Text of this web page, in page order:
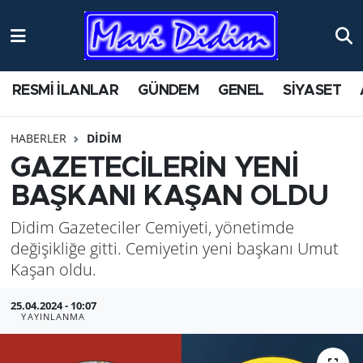
RESMİ İLANLAR GÜNDEM GENEL SİYASET
HABERLER DİDİM
GAZETECİLERİN YENİ
BAŞKANI KAŞAN OLDU
Didim Gazeteciler Cemiyeti, yönetimde
değişikliğe gitti. Cemiyetin yeni başkanı Umut
Kaşan oldu.
25.04.2024 - 10:07
YAYINLANMA
ANTİK YERLER
AYDIN
BİLİM VE TEKNOLOJİ
ÇEVRE
EĞİTİM
EKONOMİ
Nöbetçi Eczaneler
Namaz Vakitleri
Trafik Durumu
Süper Lig Puan Durumu ve Fikstür
Tüm Manşetler
Son Dakika Haberleri